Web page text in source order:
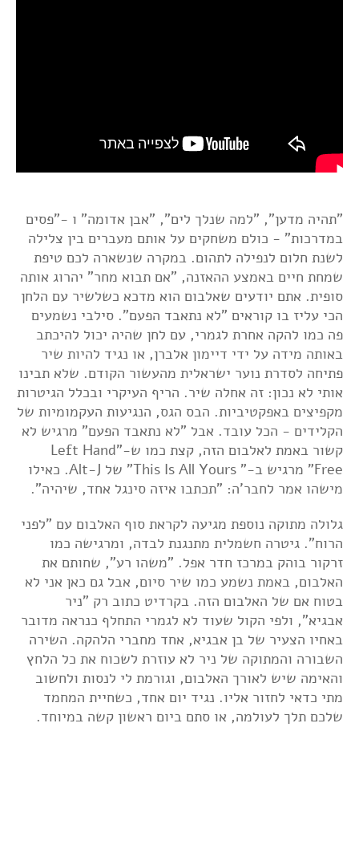
"תהיה מדען", "למה שנלך לים", "אבן אדומה" ו -"פסים
במדרכות" - כולם משחקים על אותם מעברים בין צלילה
לשנת חלום לנפילה לתהום. במקרה שנשארה לכם טיפת
שמחת חיים באמצע ההאזנה, "אם תבוא מחר" יהרוג אותה
סופית. אתם יודעים שאלבום הוא מדכא כשלשיר עם הלחן
הכי עליז בו קוראים "לא נתאבד הפעם". סילבי נשמעים
פה כמו להקה אחרת לגמרי, עם לחן שהיה יכול להיכתב
באותה מידה על ידי דיימון אלברן, או נגיד להיות שיר
פתיחה לסדרת נוער ישראלית מהעשור הקודם. שלא תבינו
אותי לא נכון: זה אחלה שיר. הריף העיקרי ובכלל הגיטרות
מקפיצים באפקטיביות. הבס הגס, הנגיעות העקמומיות של
הקלידים - הכל עובד. אבל "לא נתאבד הפעם" מרגיש לא
קשור באמת לאלבום הזה, קצת כמו ש-"Left Hand
Free" מרגיש ב-" This Is All Yours" של Alt-J. כאילו
מישהו אמר לחבר'ה: "תכתבו איזה סינגל אחד, שיהיה".
גלולה מתוקה נוספת מגיעה לקראת סוף האלבום עם "לפני
הרוח". גיטרה חשמלית מתנגנת לבדה, ומרגישה כמו
זרקור בוהק במרכז חדר אפל. "משהו רע", שחותם את
האלבום, באמת נשמע כמו שיר סיום, אבל גם כאן אני לא
בטוח אם של האלבום הזה. בקרדיט כתוב רק "ניר
אבגיא", ולפי הקול שעוד לא לגמרי התחלף כנראה מדובר
באחיו הצעיר של בן אבגיא, אחד מחברי הלהקה. השירה
השבורה והמתוקה של ניר לא עוזרת לשכוח את כל הלחץ
והאימה שיש לאורך האלבום, וגורמת לי לנסות ולחשוב
מתי כדאי לחזור אליו. נגיד יום אחד, כשחיית המחמד
שלכם תלך לעולמה, או סתם ביום ראשון קשה במיוחד.